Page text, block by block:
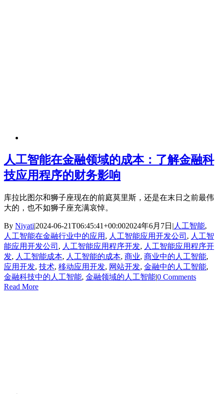
人工智能在金融领域的成本：了解金融科
技应用程序的财务影响
库拉比图尔和狮子座现在的前庭莫里斯，还是在末日之前最伟
大的，也不如狮子座充满哀悼。
By Niyati|2024-06-21T06:45:41+00:002024年6月7日 | 人工智能,
人工智能在金融行业中的应用 , 人工智能应用开发公司 , 人工智
能应用开发公司 , 人工智能应用程序开发, 人工智能应用程序开
发, 人工智能成本, 人工智能的成本, 商业, 商业中的人工智能,
应用开发, 技术, 移动应用开发, 网站开发, 金融中的人工智能,
金融科技中的人工智能, 金融领域的人工智能|0 Comments
Read More